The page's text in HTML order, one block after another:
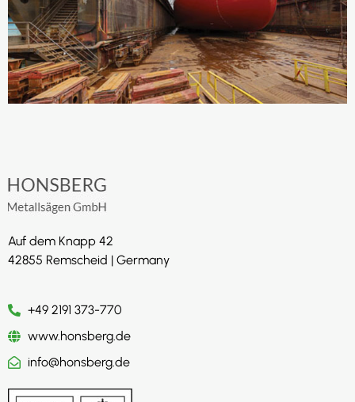
Auf dem Knapp 42
42855 Remscheid | Germany
+49 2191 373-770
www.honsberg.de
info@honsberg.de